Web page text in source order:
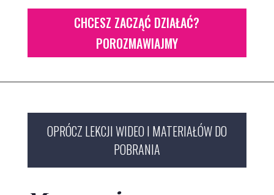
CHCESZ ZACZĄĆ DZIAŁAĆ?
POROZMAWIAJMY
OPRÓCZ LEKCJI WIDEO I MATERIAŁÓW DO
POBRANIA